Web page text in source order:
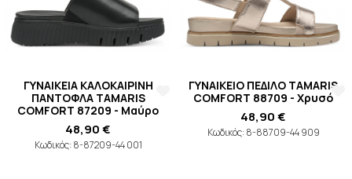
ΓΥΝΑΙΚΕΙΑ ΚΑΛΟΚΑΙΡΙΝΗ
ΠΑΝΤΟΦΛΑ TAMARIS
COMFORT 87209 - Μαύρο
48,90 €
Κωδικός: 8-87209-44 001
ΓΥΝΑΙΚΕΙΟ ΠΕΔΙΛΟ TAMARIS
COMFORT 88709 - Χρυσό
48,90 €
Κωδικός: 8-88709-44 909